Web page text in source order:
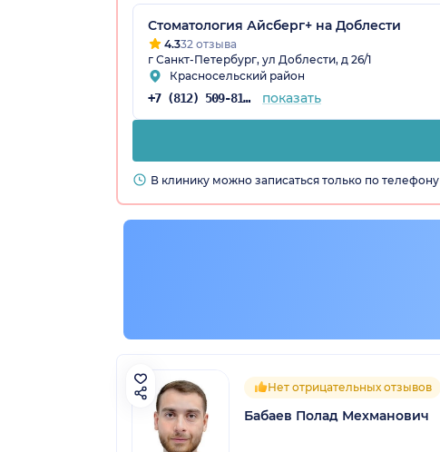
Стоматология Айсберг+ на Доблести
4.332 отзыва
г Санкт-Петербург, ул Доблести, д 26/1
Красносельский район
+7 (812) 509-81-34 показать
В клинику можно записаться только по телефону
Нет отрицательных отзывов
Бабаев Полад Мехманович